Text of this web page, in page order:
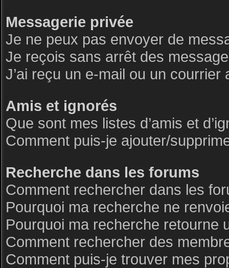
Messagerie privée
Je ne peux pas envoyer de
Je reçois sans arrêt des
J’ai reçu un e-mail ou un courrier
Amis et ignorés
Que sont mes listes d’amis et
Comment puis-je ajouter/
Recherche dans les forums
Comment rechercher dans les
Pourquoi ma recherche ne
Pourquoi ma recherche retourne
Comment rechercher des
Comment puis-je trouver mes